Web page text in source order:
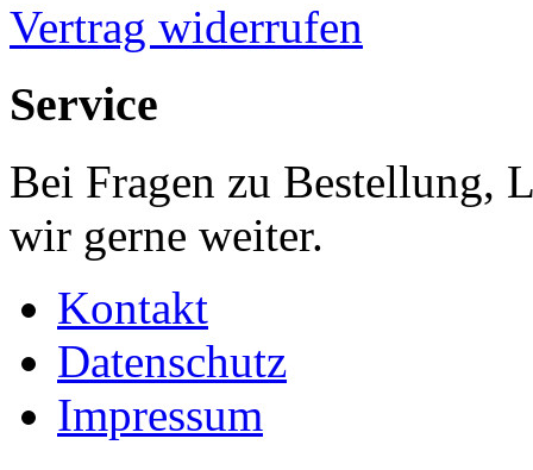
Vertrag widerrufen
Service
Bei Fragen zu Bestellung,
wir gerne weiter.
Kontakt
Datenschutz
Impressum